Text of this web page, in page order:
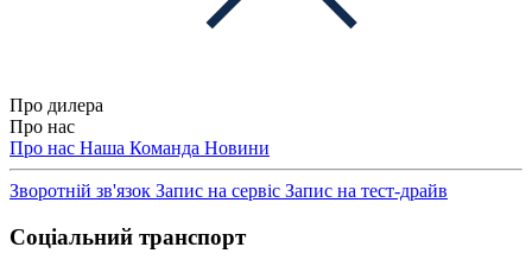
Про дилера
Про нас
Про нас Наша Команда Новини
Зворотній зв'язок Запис на сервіс Запис на тест-драйв
Соціальний транспорт